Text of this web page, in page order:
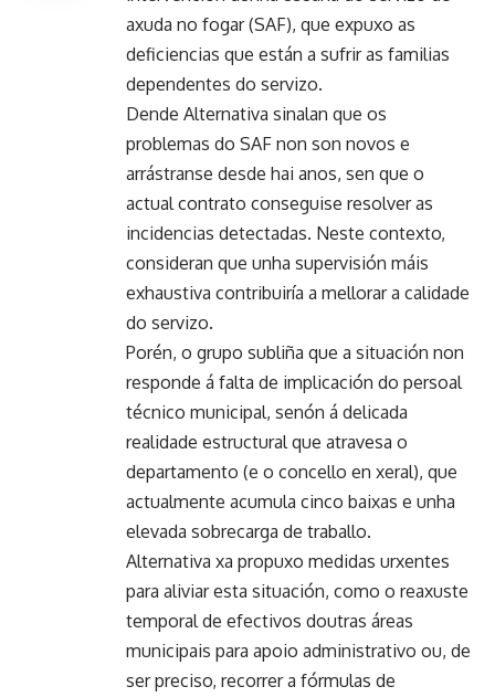
axuda no fogar (SAF), que expuxo as
deficiencias que están a sufrir as familias
dependentes do servizo.
Dende Alternativa sinalan que os
problemas do SAF non son novos e
arrástranse desde hai anos, sen que o
actual contrato conseguise resolver as
incidencias detectadas. Neste contexto,
consideran que unha supervisión máis
exhaustiva contribuiría a mellorar a calidade
do servizo.
Porén, o grupo subliña que a situación non
responde á falta de implicación do persoal
técnico municipal, senón á delicada
realidade estructural que atravesa o
departamento (e o concello en xeral), que
actualmente acumula cinco baixas e unha
elevada sobrecarga de traballo.
Alternativa xa propuxo medidas urxentes
para aliviar esta situación, como o reaxuste
temporal de efectivos doutras áreas
municipais para apoio administrativo ou, de
ser preciso, recorrer a fórmulas de